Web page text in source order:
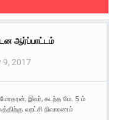
ஆர்ப்பாட்டம்
9, 2017
இவர், கடந்த மே. 5 ம்
வறட்சி நிவாரணம்